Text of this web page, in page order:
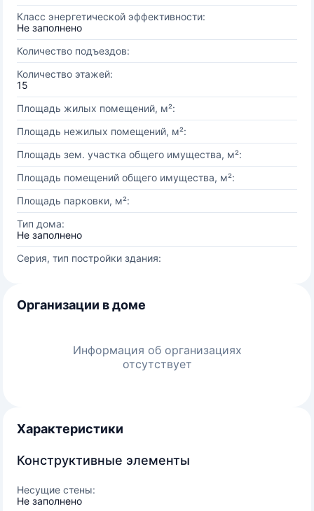
Класс энергетической эффективности:
Не заполнено
Количество подъездов:
Количество этажей:
15
Площадь жилых помещений, м²:
Площадь нежилых помещений, м²:
Площадь зем. участка общего имущества, м²:
Площадь помещений общего имущества, м²:
Площадь парковки, м²:
Тип дома:
Не заполнено
Серия, тип постройки здания:
Организации в доме
Информация об организациях
отсутствует
Характеристики
Конструктивные элементы
Несущие стены:
Не заполнено